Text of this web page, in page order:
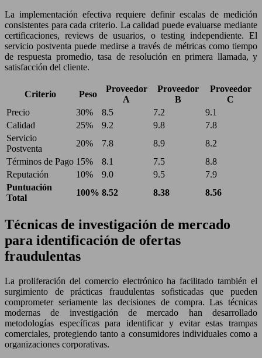
La implementación efectiva requiere definir escalas de medición
consistentes para cada criterio. La calidad puede evaluarse mediante
certificaciones, reviews de usuarios, o testing independiente. El
servicio postventa puede medirse a través de métricas como tiempo
de respuesta promedio, tasa de resolución en primera llamada, y
satisfacción del cliente.
Criterio Peso
Proveedor
A
Proveedor
B
Proveedor
C
Precio
30% 8.5 7.2
9.1
Calidad
25% 9.2 9.8
7.8
Servicio
Postventa
20% 7.8 8.9
8.2
Términos de Pago 15% 8.1 7.5
8.8
Reputación
10% 9.0 9.5
7.9
Puntuación
Total
100% 8.52 8.38 8.56
Técnicas de investigación de mercado
para identificación de ofertas
fraudulentas
La proliferación del comercio electrónico ha facilitado también el
surgimiento de prácticas fraudulentas sofisticadas que pueden
comprometer seriamente las decisiones de compra. Las técnicas
modernas de investigación de mercado han desarrollado
metodologías específicas para identificar y evitar estas trampas
comerciales, protegiendo tanto a consumidores individuales como a
organizaciones corporativas.